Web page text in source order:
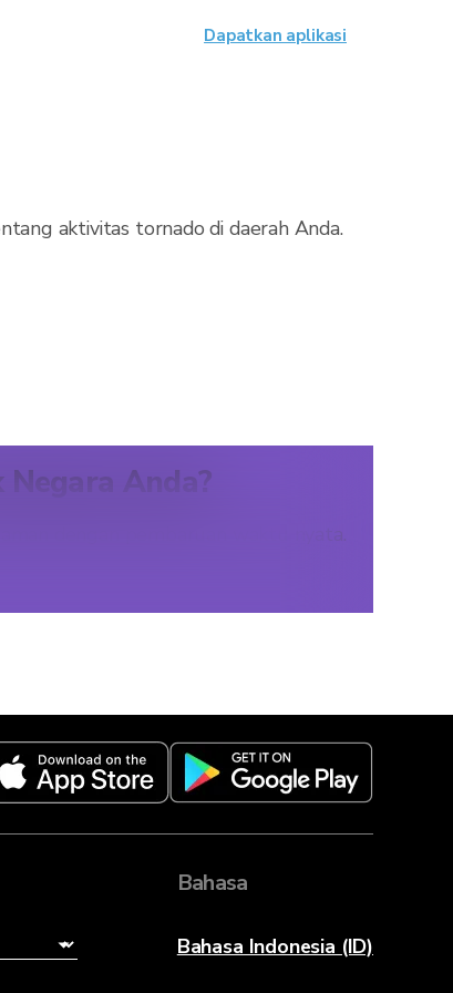
aktivitas tornado di daerah Anda.
Anda?
dengan pembaruan waktu nyata.
Bahasa
Bahasa Indonesia (ID)
Dapatkan aplikasi